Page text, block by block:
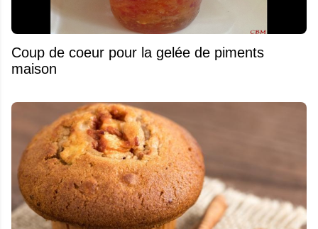
Coup de coeur pour la gelée de piments
maison